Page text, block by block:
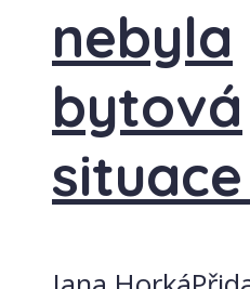
nebyla
bytová